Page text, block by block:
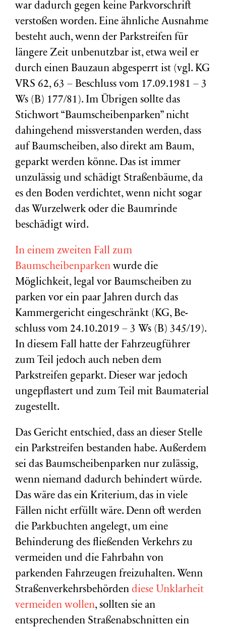
war dadurch gegen keine Parkvorschrift
verstoßen worden. Eine ähnliche Ausnahme
besteht auch, wenn der Parkstreifen für
längere Zeit unbenutzbar ist, etwa weil er
durch einen Bauzaun abgesperrt ist (vgl. KG
VRS 62, 63 – Beschluss vom 17.09.1981 – 3
Ws (B) 177/81). Im Übrigen sollte das
Stichwort “Baumscheibenparken” nicht
dahingehend missverstanden werden, dass
auf Baumscheiben, also direkt am Baum,
geparkt werden könne. Das ist immer
unzulässig und schädigt Straßenbäume, da
es den Boden verdichtet, wenn nicht sogar
das Wurzelwerk oder die Baumrinde
beschädigt wird.
In einem zweiten Fall zum
Baumscheibenparken wurde die
Möglichkeit, legal vor Baumscheiben zu
parken vor ein paar Jahren durch das
Kammergericht eingeschränkt (KG, Be­
schluss vom 24.10.2019 – 3 Ws (B) 345/19).
In diesem Fall hatte der Fahrzeugführer
zum Teil jedoch auch neben dem
Parkstreifen geparkt. Dieser war jedoch
ungepflastert und zum Teil mit Baumaterial
zugestellt.
Das Gericht entschied, dass an dieser Stelle
ein Parkstreifen bestanden habe. Außerdem
sei das Baumscheibenparken nur zulässig,
wenn niemand dadurch behindert würde.
Das wäre das ein Kriterium, das in viele
Fällen nicht erfüllt wäre. Denn oft werden
die Parkbuchten angelegt, um eine
Behinderung des fließenden Verkehrs zu
vermeiden und die Fahrbahn von
parkenden Fahrzeugen freizuhalten. Wenn
Straßenverkehrsbehörden diese Unklarheit
vermeiden wollen, sollten sie an
entsprechenden Straßenabschnitten ein